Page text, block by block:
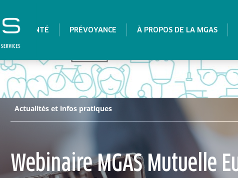
SANTÉ PRÉVOYANCE À PROPOS DE LA MGAS
Actualités et infos pratiques
Webinaire MGAS Mutuelle